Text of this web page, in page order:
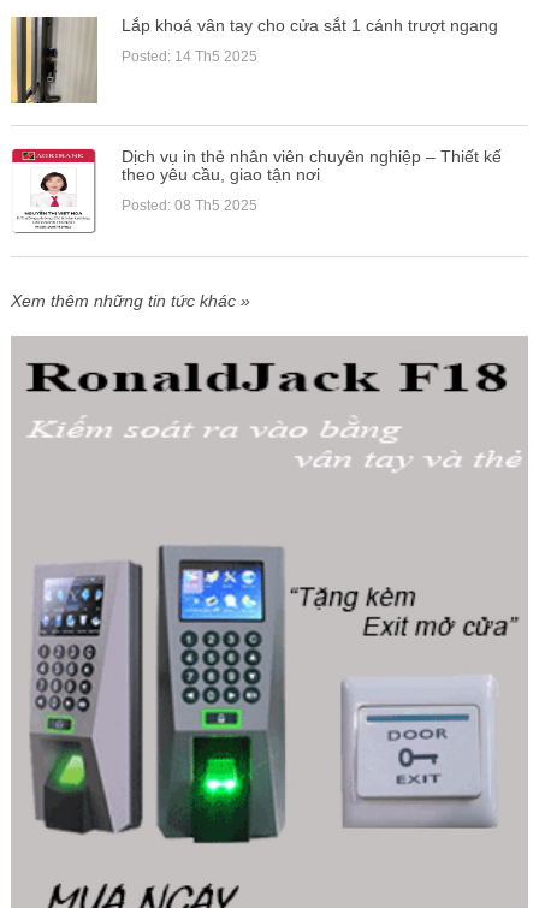
Lắp khoá vân tay cho cửa sắt 1 cánh trượt ngang
Posted: 14 Th5 2025
Dịch vụ in thẻ nhân viên chuyên nghiệp – Thiết kế
theo yêu cầu, giao tận nơi
Posted: 08 Th5 2025
Xem thêm những tin tức khác »